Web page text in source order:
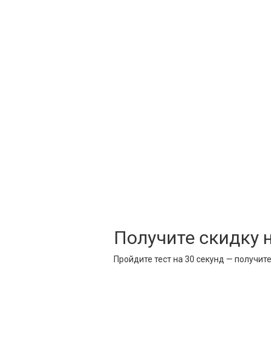
Получите скидку
Пройдите тест на 30 секунд —